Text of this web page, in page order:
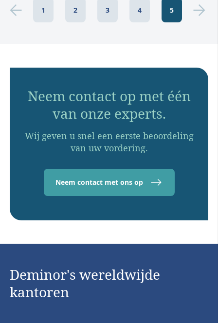
1 2 3 4 5
Neem contact op met één
van onze experts.
Wij geven u snel een eerste beoordeling
van uw vordering.
Neem contact met ons op
Deminor's wereldwijde
kantoren